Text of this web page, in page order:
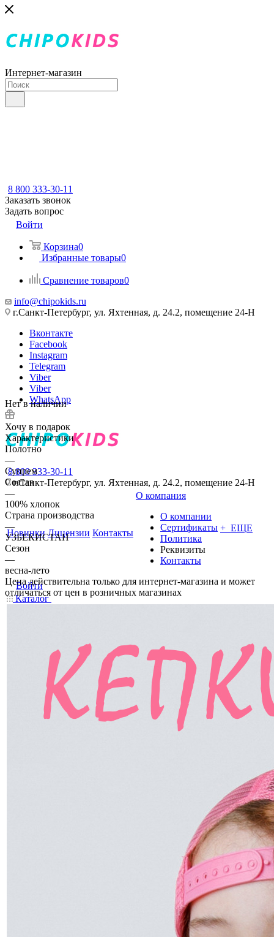
Интернет-магазин
8 800 333-30-11
Заказать звонок
Задать вопрос
Войти
Корзина0
Избранные товары0
Сравнение товаров0
info@chipokids.ru
г.Санкт-Петербург, ул. Яхтенная, д. 24.2, помещение 24-Н
Вконтакте
Facebook
Instagram
Telegram
Viber
Viber
WhatsApp
8 800 333-30-11
г.Санкт-Петербург, ул. Яхтенная, д. 24.2, помещение 24-Н
Новинки Лицензии Контакты
О компания
О компании
Сертификаты
Политика
Реквизиты
Контакты
+ ЕЩЕ
Войти
Каталог
Нет в наличии
Хочу в подарок
Характеристики
Полотно
—
Супрем
Состав
—
100% хлопок
Страна производства
—
УЗБЕКИСТАН
Сезон
—
весна-лето
Цена действительна только для интернет-магазина и может
отличаться от цен в розничных магазинах